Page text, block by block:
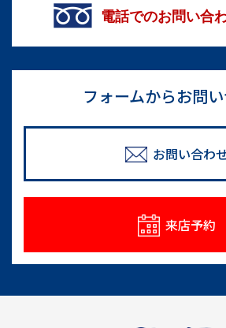
電話でのお問い合
フォームからお問
お問い合わ
来店予約